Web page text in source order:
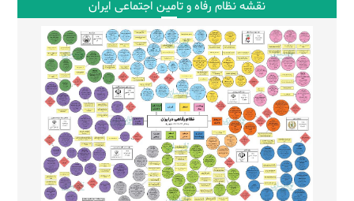
نقشه نظام رفاه و تامین اجتماعی ایران